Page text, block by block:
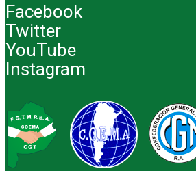
Facebook
Twitter
YouTube
Instagram